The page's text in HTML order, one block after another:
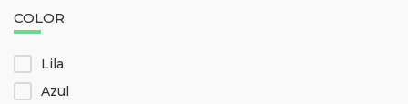
COLOR
Lila
Azul